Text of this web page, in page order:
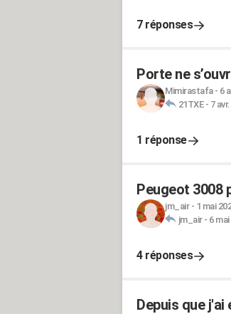
7 réponses
Porte ne
Mimirastafa- 6
21TXE- 7
1 réponse
Peugeot 3008
jm_air- 1 mai
jm_air- 6
4 réponses
Depuis que